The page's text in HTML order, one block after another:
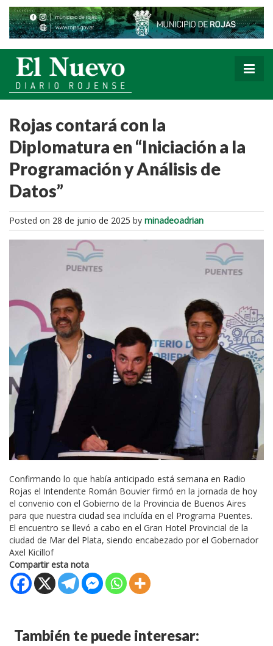
Rojas contará con la
Diplomatura en “Iniciación a la
Programación y Análisis de
Datos”
Posted on 28 de junio de 2025 by minadeoadrian
Confirmando lo que había anticipado está semana en Radio
Rojas el Intendente Román Bouvier firmó en la jornada de hoy
el convenio con el Gobierno de la Provincia de Buenos Aires
para que nuestra ciudad sea incluída en el Programa Puentes.
El encuentro se llevó a cabo en el Gran Hotel Provincial de la
ciudad de Mar del Plata, siendo encabezado por el Gobernador
Axel Kicillof
Compartir esta nota
También te puede interesar: